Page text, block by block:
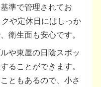
準で管理されてお
や定休日にはしっか
衛生面も安心です。
や東屋の日陰スポッ
ることができます。
ともあるので、小さ